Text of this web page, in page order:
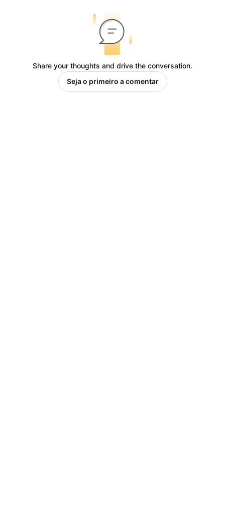
Share your thoughts and drive the conversation.
Seja o primeiro a comentar